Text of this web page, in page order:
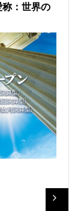
：世界の